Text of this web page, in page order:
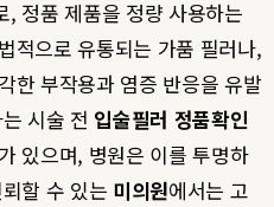
, 정품 제품을 정량 사용하는
적으로 유통되는 가품 필러나,
한 부작용과 염증 반응을 유발
시술 전 입술필러 정품확인
있으며, 병원은 이를 투명하
할 수 있는 미의원에서는 고